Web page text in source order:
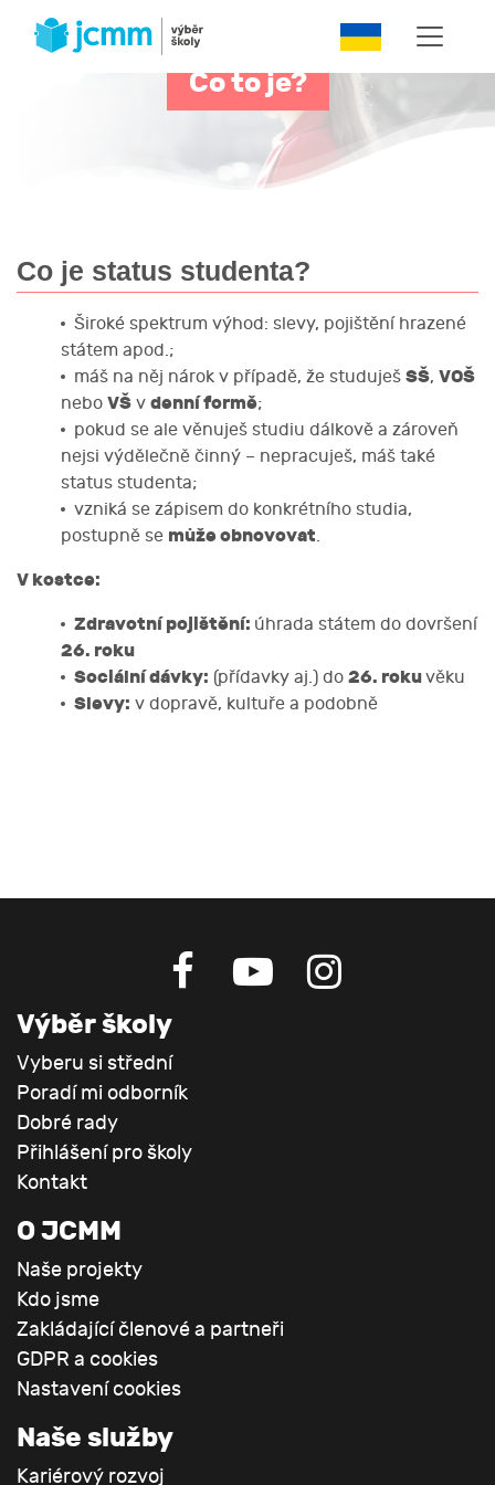
Co to je?
Co je status studenta?
Široké spektrum výhod: slevy, pojištění hrazené
státem apod.;
máš na něj nárok v případě, že studuješ SŠ, VOŠ
nebo VŠ v denní formě;
pokud se ale věnuješ studiu dálkově a zároveň
nejsi výdělečně činný – nepracuješ, máš také
status studenta;
vzniká se zápisem do konkrétního studia,
postupně se může obnovovat.
V kostce:
Zdravotní pojištění: úhrada státem do dovršení
26. roku
Sociální dávky: (přídavky aj.) do 26. rokuvěku
Slevy: v dopravě, kultuře a podobně
Výběr školy
Vyberu si střední
Poradí mi odborník
Dobré rady
Přihlášení pro školy
Kontakt
O JCMM
Naše projekty
Kdo jsme
Zakládající členové a partneři
GDPR a cookies
Nastavení cookies
Naše služby
Kariérový rozvoj